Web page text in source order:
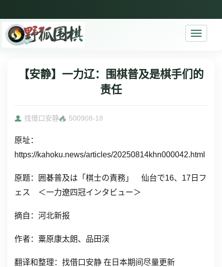
Toggle
【安静】一力辽：围棋普及是棋手们的
责任
找借口安静 500908-18
原址：
https://kahoku.news/articles/20250814khn000042.html
原题：
囲碁普及は「棋士の責務」 仙台で16、17日フ
ェス ＜一力遼四冠インタビュー＞
摘自：河北新报
作者：粟原康太朗、品田渓
翻译和整理：找借口安静 在日本期间尽量更新